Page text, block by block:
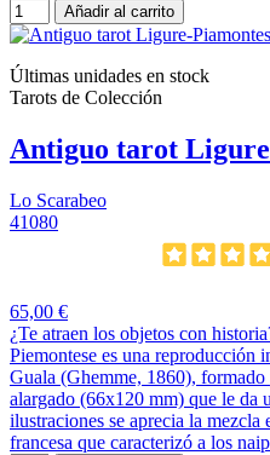
Añadir al carrito
Últimas unidades en stock
Tarots de Colección
Antiguo tarot
Lo Scarabeo
41080
65,00 €
¿Te atraen los objetos con
Piemontese es una reproducción
Guala (Ghemme, 1860),
alargado (66x120 mm) que le da
ilustraciones se aprecia la
francesa que caracterizó a los